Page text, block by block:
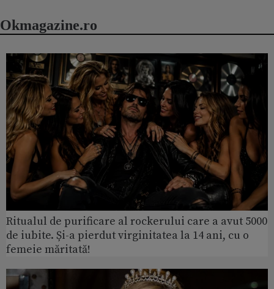
Okmagazine.ro
Ritualul de purificare al rockerului care a avut 5000
de iubite. Și-a pierdut virginitatea la 14 ani, cu o
femeie măritată!